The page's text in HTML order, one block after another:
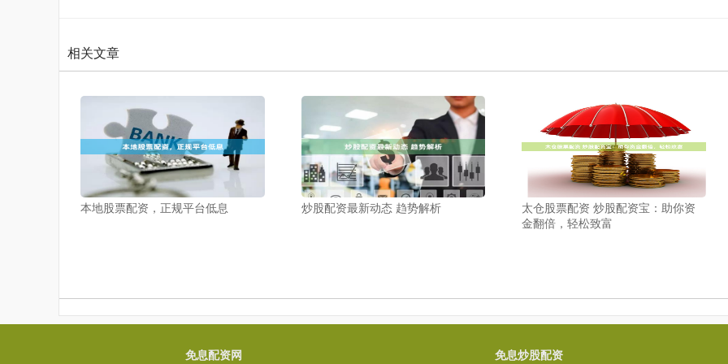
相关文章
本地股票配资，正规平台低息 炒股配资最新动态 趋势解析
太仓股票配资 炒股配资宝：助你资
金翻倍，轻松致富
免息配资网 免息炒股配资